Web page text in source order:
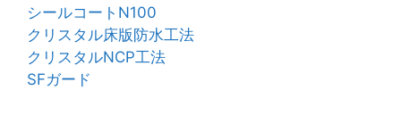
シールコートN100
クリスタル床版防水工法
クリスタルNCP工法
SFガード